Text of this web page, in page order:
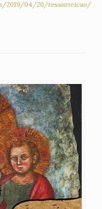
2019/04/20/ressurreicao/